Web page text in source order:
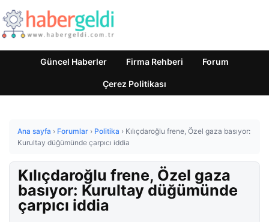
Güncel Haberler Firma Rehberi Forum
Çerez Politikası
Ana sayfa › Forumlar › Politika › Kılıçdaroğlu frene, Özel gaza basıyor:
Kurultay düğümünde çarpıcı iddia
Kılıçdaroğlu frene, Özel gaza
basıyor: Kurultay düğümünde
çarpıcı iddia